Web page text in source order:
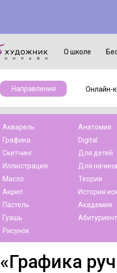
О школе
Онлайн-
Направления
Акварель
Графика
Скетчинг
Иллюстрация
Масло
Акрил
Пастель
Гуашь
Рисунок
Анатомия
Digital
Для детей
Для
Теория
История
Академия
«Графика